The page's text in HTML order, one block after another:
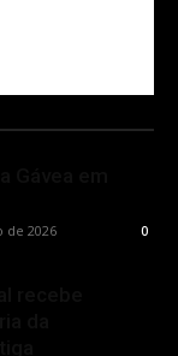
de 2026 0